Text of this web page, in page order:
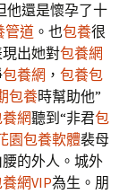
他還是懷孕了十
管道 。也包養很
出她對包養網
包養網 ， 包養包
包養時幫助他”
網聽到“非君包
園包養軟體裴母
的外人。城外
網VIP為生。朋